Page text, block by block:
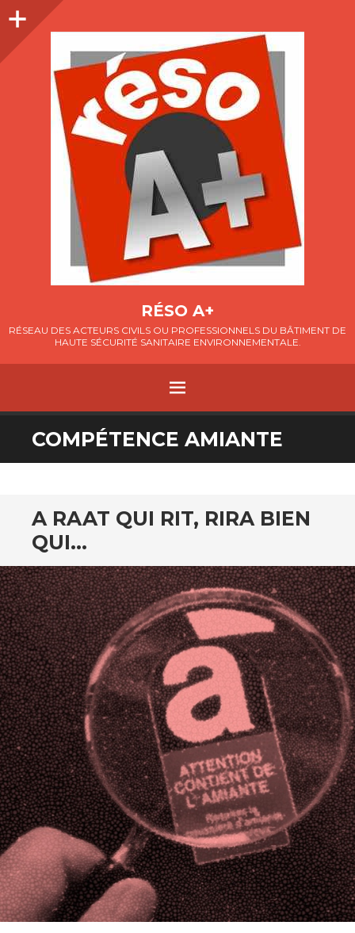
Colonne
RÉSO A+
RÉSEAU DES ACTEURS CIVILS OU PROFESSIONNELS DU BÂTIMENT DE
HAUTE SÉCURITÉ SANITAIRE ENVIRONNEMENTALE.
MENU
ALLER
AU
COMPÉTENCE AMIANTE
A RAAT QUI RIT, RIRA BIEN
QUI…